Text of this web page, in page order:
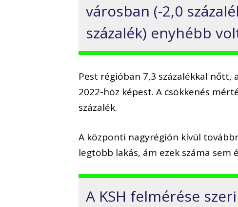
városban (-2,0
százalék) enyhébb
Pest régióban 7,3 százalékkal
2022-höz képest. A csökkenés
százalék.
A központi nagyrégión kívül
legtöbb lakás, ám ezek száma sem
A KSH felmérése